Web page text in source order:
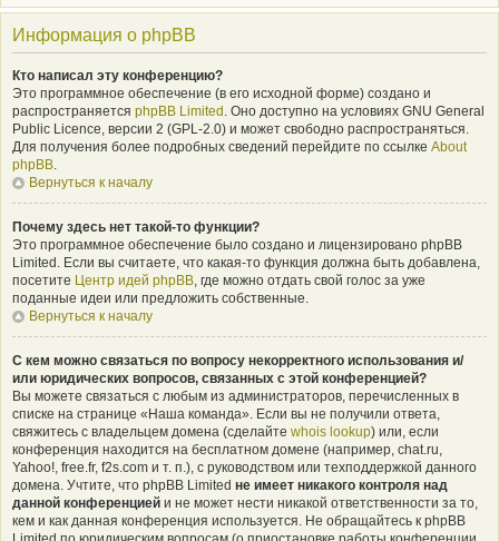
Информация о phpBB
Кто написал эту конференцию?
Это программное обеспечение (в его исходной форме) создано и
распространяется phpBB Limited . Оно доступно на условиях GNU General
Public Licence, версии 2 (GPL-2.0) и может свободно распространяться.
Для получения более подробных сведений перейдите по ссылке About
phpBB.
Вернуться к началу
Почему здесь нет такой-то функции?
Это программное обеспечение было создано и лицензировано phpBB
Limited. Если вы считаете, что какая-то функция должна быть добавлена,
посетите Центр идей phpBB, где можно отдать свой голос за уже
поданные идеи или предложить собственные.
Вернуться к началу
С кем можно связаться по вопросу некорректного использования и/
или юридических вопросов, связанных с этой конференцией?
Вы можете связаться с любым из администраторов, перечисленных в
списке на странице «Наша команда». Если вы не получили ответа,
свяжитесь с владельцем домена (сделайте whois lookup) или, если
конференция находится на бесплатном домене (например, chat.ru,
Yahoo!, free.fr, f2s.com и т. п.), с руководством или техподдержкой данного
домена. Учтите, что phpBB Limited не имеет никакого контроля над
данной конференцией и не может нести никакой ответственности за то,
кем и как данная конференция используется. Не обращайтесь к phpBB